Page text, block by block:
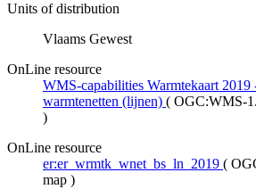
Units of distribution
Vlaams Gewest
OnLine resource
WMS-capabilities Warmtekaart 2019
warmtenetten (lijnen) ( OGC:WMS-
)
OnLine resource
er:er_wrmtk_wnet_bs_ln_2019 (
map )